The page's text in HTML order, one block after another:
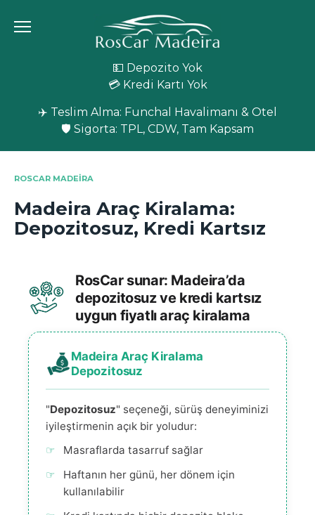
💵 Depozito Yok
💳 Kredi Kartı Yok
✈️ Teslim Alma: Funchal Havalimanı & Otel
🛡️ Sigorta: TPL, CDW, Tam Kapsam
ROSCAR MADEIRA
Madeira Araç Kiralama:
Depozitosuz, Kredi Kartsız
RosCar sunar: Madeira’da
depozitosuz ve kredi kartsız
uygun fiyatlı araç kiralama
Madeira Araç Kiralama
Depozitosuz
"Depozitosuz" seçeneği, sürüş deneyiminizi
iyileştirmenin açık bir yoludur:
Masraflarda tasarruf sağlar
Haftanın her günü, her dönem için
kullanılabilir